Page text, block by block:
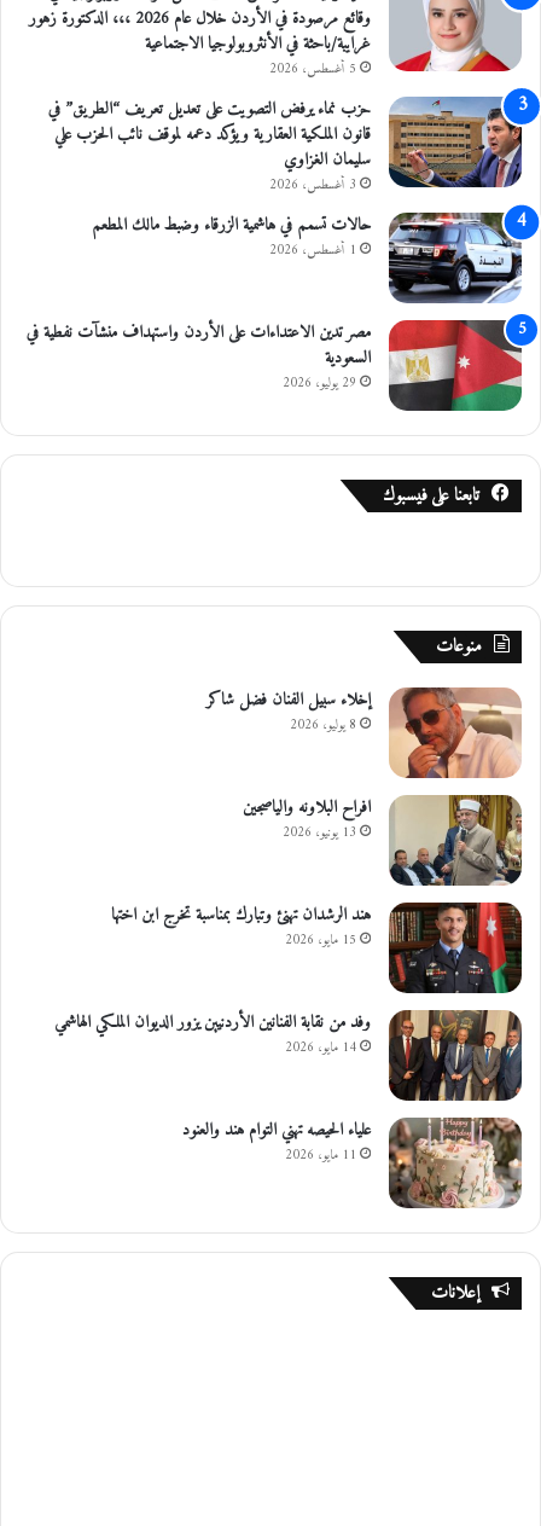
ا
ب
ح
ر
ا
ل
ي
ت
وقائع مرصودة في الأردن خلال عام 2026 ،،، الدكتورة زهور
غرايبة/باحثة في الأنثروبولوجيا الاجتماعية
5 أغسطس، 2026
حزب نماء يرفض التصويت على تعديل تعريف “الطريق” في
قانون الملكية العقارية ويؤكد دعمه لموقف نائب الحزب علي
سليمان الغزاوي
3 أغسطس، 2026
حالات تسمم في هاشمية الزرقاء وضبط مالك المطعم
1 أغسطس، 2026
مصر تدين الاعتداءات على الأردن واستهداف منشآت نفطية في
السعودية
29 يوليو، 2026
تابعنا على فيسبوك
منوعات
إخلاء سبيل الفنان فضل شاكر
8 يوليو، 2026
افراح البلاونه والياصجين
13 يونيو، 2026
هند الرشدان تهنئ وتبارك بمناسبة تخرج ابن اختها
15 مايو، 2026
وفد من نقابة الفنانين الأردنيين يزور الديوان الملكي الهاشمي
14 مايو، 2026
علياء الحيصه تهني التوام هند والعنود
11 مايو، 2026
إعلانات